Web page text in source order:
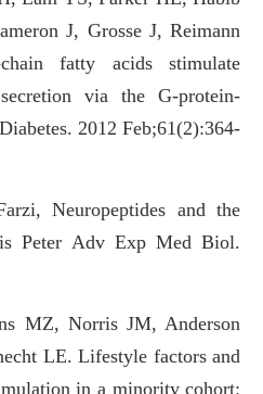
J, Grosse J, Reimann
fatty acids stimulate
via the G-protein-
2012 Feb;61(2):364-
Neuropeptides and the
Peter Adv Exp Med Biol.
MZ, Norris JM, Anderson
LE. Lifestyle factors and
in a minority cohort: